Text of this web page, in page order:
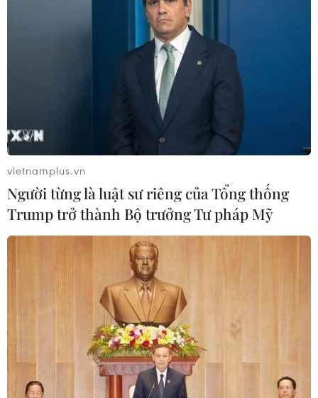
vietnamplus.vn
Người từng là luật sư riêng của Tổng thống
Trump trở thành Bộ trưởng Tư pháp Mỹ